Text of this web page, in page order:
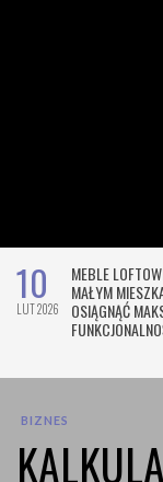
10
LUT 2026
MEBLE
MAŁYM
OSIĄGNĄĆ
BIZNES